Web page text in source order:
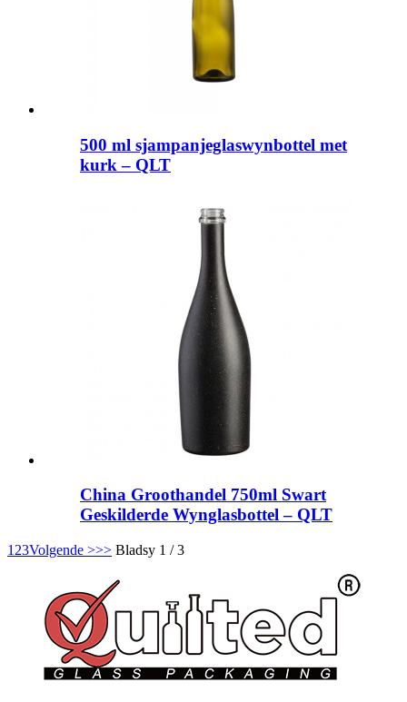
500 ml sjampanjeglaswynbottel met
kurk – QLT
China Groothandel 750ml Swart
Geskilderde Wynglasbottel – QLT
1 23Volgende >>> Bladsy 1 / 3